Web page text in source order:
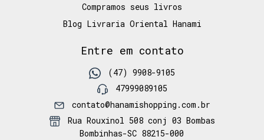
Compramos seus livros
Blog Livraria Oriental Hanami
Entre em contato
(47) 9908-9105
47999089105
contato@hanamishopping.com.br
Rua Rouxinol 508 conj 03 Bombas
Bombinhas-SC 88215-000